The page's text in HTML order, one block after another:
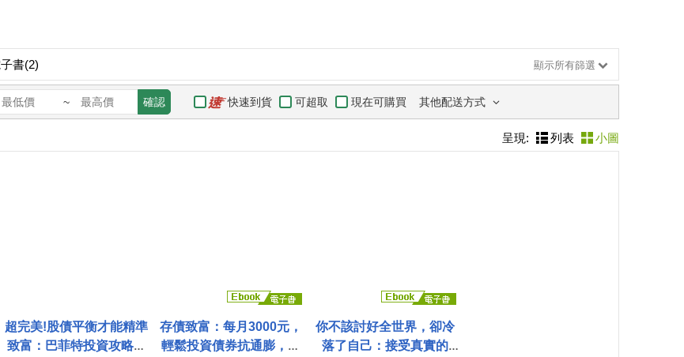
書(2) 顯示所有篩選
~ 確認 快速到貨 可超取 現在可購買 其他配送方式
呈現: 列表 小圖
超完美!股債平衡才能精準
致富：巴菲特投資攻略圖
存債致富：每月3000元，
輕鬆投資債券抗通膨，穩
你不該討好全世界，卻冷
落了自己：接受真實的